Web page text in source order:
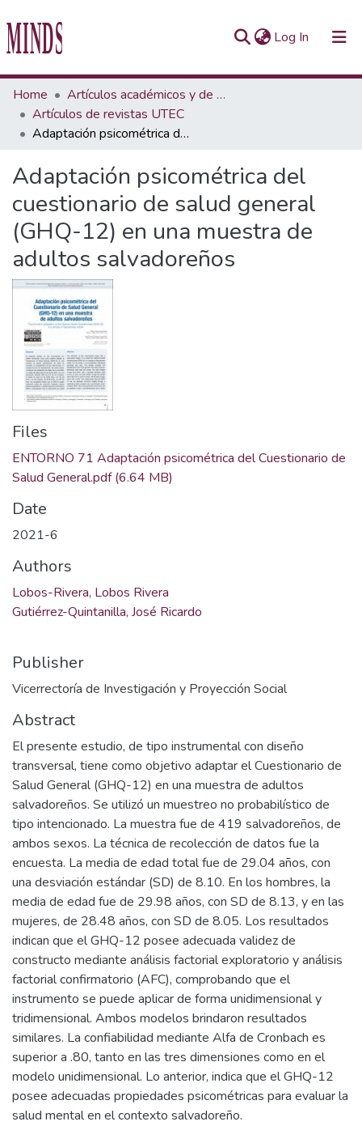
Log In (current)
Communities & Collections
All of Repository UTEC
Home
Artículos académicos y de opinión
Artículos de revistas UTEC
Adaptación psicométrica del cuestionario de salud general (GHQ-12) en una muestra de adultos salvadoreños
Adaptación psicométrica del
cuestionario de salud general
(GHQ-12) en una muestra de
adultos salvadoreños
Files
ENTORNO 71 Adaptación psicométrica del Cuestionario de
Salud General.pdf(6.64 MB)
Date
2021-6
Authors
Lobos-Rivera, Lobos Rivera
Gutiérrez-Quintanilla, José Ricardo
Publisher
Vicerrectoría de Investigación y Proyección Social
Abstract
El presente estudio, de tipo instrumental con diseño
transversal, tiene como objetivo adaptar el Cuestionario de
Salud General (GHQ-12) en una muestra de adultos
salvadoreños. Se utilizó un muestreo no probabilístico de
tipo intencionado. La muestra fue de 419 salvadoreños, de
ambos sexos. La técnica de recolección de datos fue la
encuesta. La media de edad total fue de 29.04 años, con
una desviación estándar (SD) de 8.10. En los hombres, la
media de edad fue de 29.98 años, con SD de 8.13, y en las
mujeres, de 28.48 años, con SD de 8.05. Los resultados
indican que el GHQ-12 posee adecuada validez de
constructo mediante análisis factorial exploratorio y análisis
factorial confirmatorio (AFC), comprobando que el
instrumento se puede aplicar de forma unidimensional y
tridimensional. Ambos modelos brindaron resultados
similares. La confiabilidad mediante Alfa de Cronbach es
superior a .80, tanto en las tres dimensiones como en el
modelo unidimensional. Lo anterior, indica que el GHQ-12
posee adecuadas propiedades psicométricas para evaluar la
salud mental en el contexto salvadoreño.